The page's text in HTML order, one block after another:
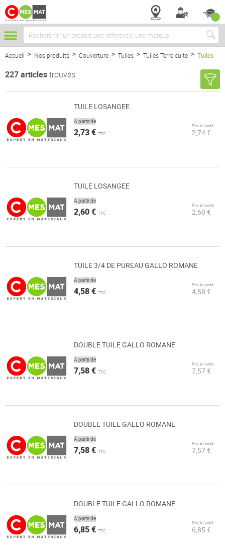
Chercher
Accueil Nos produits Couverture Tuiles Tuiles Terre cuite Tuiles
227articlestrouvés
TUILE LOSANGEE
À partir de
2,73 € TTC
Prix à l’unité
2,74 €
TUILE LOSANGEE
À partir de
2,60 € TTC
Prix à l’unité
2,60 €
TUILE 3/4 DE PUREAU GALLO ROMANE
À partir de
4,58 € TTC
Prix à l’unité
4,58 €
DOUBLE TUILE GALLO ROMANE
À partir de
7,58 € TTC
Prix à l’unité
7,57 €
DOUBLE TUILE GALLO ROMANE
À partir de
7,58 € TTC
Prix à l’unité
7,57 €
DOUBLE TUILE GALLO ROMANE
À partir de
6,85 € TTC
Prix à l’unité
6,85 €